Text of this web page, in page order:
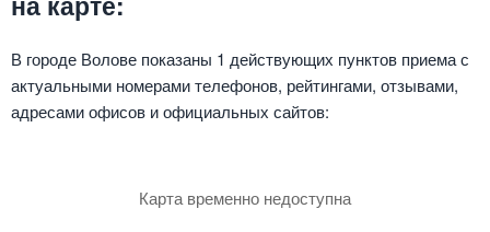
В городе Волове показаны 1 действующих пунктов приема с
актуальными номерами телефонов, рейтингами, отзывами,
адресами офисов и официальных сайтов:
Карта временно недоступна